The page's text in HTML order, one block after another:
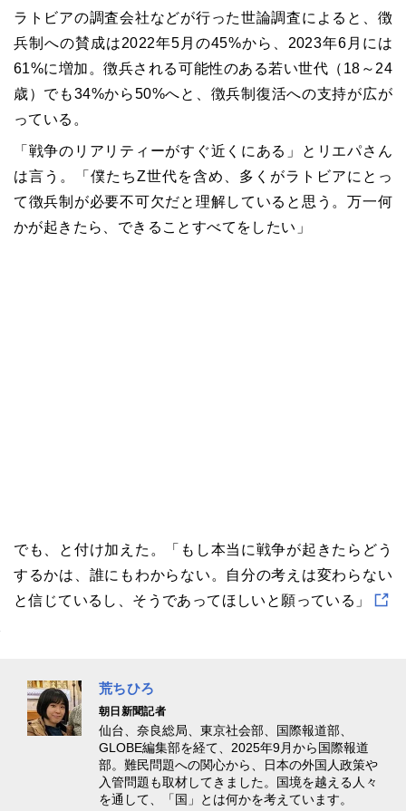
ラトビアの調査会社などが行った世論調査によると、徴
兵制への賛成は2022年5月の45%から、2023年6月には
61%に増加。徴兵される可能性のある若い世代（18～24
歳）でも34%から50%へと、徴兵制復活への支持が広が
っている。
「戦争のリアリティーがすぐ近くにある」とリエパさん
は言う。「僕たちZ世代を含め、多くがラトビアにとっ
て徴兵制が必要不可欠だと理解していると思う。万一何
かが起きたら、できることすべてをしたい」
でも、と付け加えた。「もし本当に戦争が起きたらどう
するかは、誰にもわからない。自分の考えは変わらない
と信じているし、そうであってほしいと願っている」
荒ちひろ
朝日新聞記者
仙台、奈良総局、東京社会部、国際報道部、
GLOBE編集部を経て、2025年9月から国際報道
部。難民問題への関心から、日本の外国人政策や
入管問題も取材してきました。国境を越える人々
を通して、「国」とは何かを考えています。